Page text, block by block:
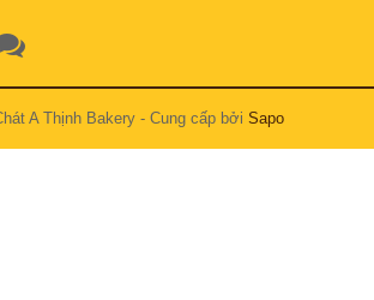
A Thịnh Bakery - Cung cấp bởi Sapo